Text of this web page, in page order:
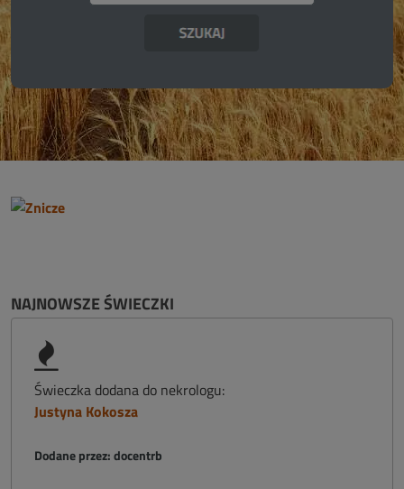
NAJNOWSZE ŚWIECZKI
Świeczka dodana do nekrologu:
Justyna Kokosza
Dodane przez: docentrb